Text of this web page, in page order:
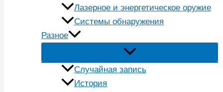
Лазерное и энергетическое оружие
Системы обнаружения
Разное
Случайная запись
История